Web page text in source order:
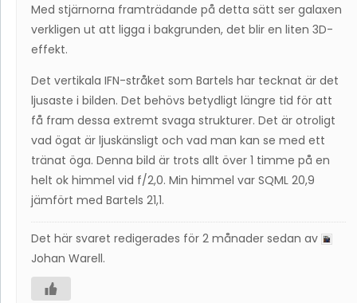
Med stjärnorna framträdande på detta sätt ser galaxen
verkligen ut att ligga i bakgrunden, det blir en liten 3D-
effekt.
Det vertikala IFN-stråket som Bartels har tecknat är det
ljusaste i bilden. Det behövs betydligt längre tid för att
få fram dessa extremt svaga strukturer. Det är otroligt
vad ögat är ljuskänsligt och vad man kan se med ett
tränat öga. Denna bild är trots allt över 1 timme på en
helt ok himmel vid f/2,0. Min himmel var SQML 20,9
jämfört med Bartels 21,1.
Det här svaret redigerades för 2 månader sedan av
Johan Warell.